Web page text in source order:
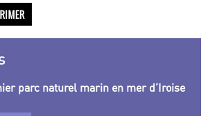
parc naturel marin en mer d’Iroise